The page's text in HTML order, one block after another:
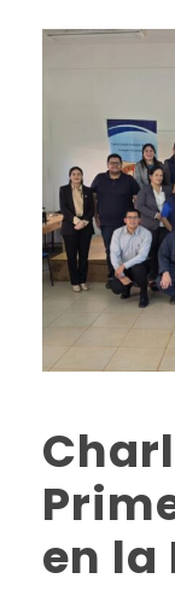
en la